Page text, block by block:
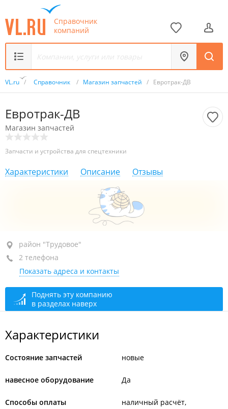
Справочник
компаний
VL.ru / Справочник / Магазин запчастей / Евротрак-ДВ
Евротрак-ДВ
Магазин запчастей
Запчасти и устройства для спецтехники
Характеристики Описание Отзывы
район "Трудовое", ул. Клары Цеткин, 41
+7 914 792-30-17
+7 914 717-94-97
открыто: 09:00–18:00
район "Трудовое"
2 телефона
Показать адреса и контакты
Поднять эту компанию
в разделах наверх
Характеристики
Состояние запчастей новые
навесное оборудование Да
Способы оплаты
наличный расчёт